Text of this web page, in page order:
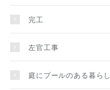
完工
左官工事
庭にプールのある暮らし